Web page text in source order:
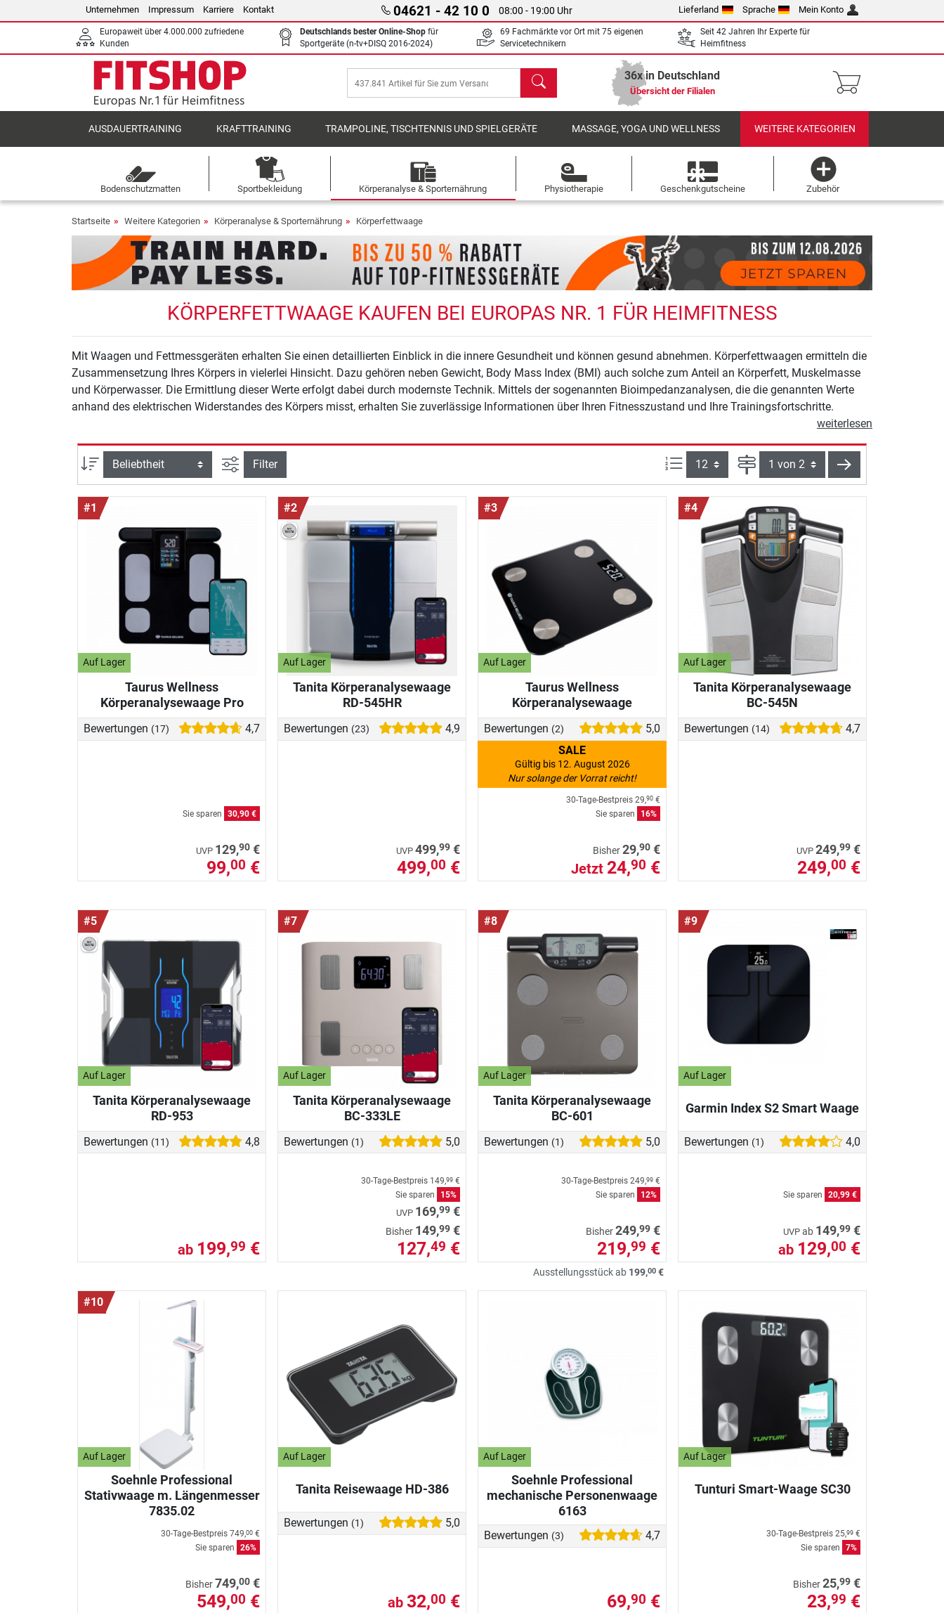
Unternehmen Impressum Karriere Kontakt 04621 - 42 10 0 08:00 - 19:00 Uhr Lieferland Sprache Mein Konto
Europaweit über 4.000.000 zufriedene
Kunden
Deutschlands bester Online-Shop für
Sportgeräte (n-tv+DISQ 2016-2024)
69 Fachmärkte vor Ort mit 75 eigenen
Servicetechnikern
Seit 42 Jahren Ihr Experte für
Heimfitness
Suchen 36x in Deutschland
Übersicht der Filialen
AUSDAUERTRAINING KRAFTTRAINING TRAMPOLINE, TISCHTENNIS UND SPIELGERÄTE MASSAGE, YOGA UND WELLNESS WEITERE KATEGORIEN
Bodenschutzmatten Sportbekleidung Körperanalyse & Sporternährung Physiotherapie Geschenkgutscheine Zubehör
Startseite Weitere Kategorien Körperanalyse & Sporternährung Körperfettwaage
KÖRPERFETTWAAGE KAUFEN BEI EUROPAS NR. 1 FÜR HEIMFITNESS
Mit Waagen und Fettmessgeräten erhalten Sie einen detaillierten Einblick in die innere Gesundheit und können gesund abnehmen. Körperfettwaagen ermitteln die
Zusammensetzung Ihres Körpers in vielerlei Hinsicht. Dazu gehören neben Gewicht, Body Mass Index (BMI) auch solche zum Anteil an Körperfett, Muskelmasse
und Körperwasser. Die Ermittlung dieser Werte erfolgt dabei durch modernste Technik. Mittels der sogenannten Bioimpedanzanalysen, die die genannten Werte
anhand des elektrischen Widerstandes des Körpers misst, erhalten Sie zuverlässige Informationen über Ihren Fitnesszustand und Ihre Trainingsfortschritte.
weiterlesen
Sortierung Ansicht filtern
Filter Artikel pro Seite: Seite weiter
#1
Auf Lager
Taurus Wellness
Körperanalysewaage Pro
Bewertungen (17) 4,7
Sie sparen 30,90 €
UVP 129,90 €
99,00 €
#2
Auf Lager
Tanita Körperanalysewaage
RD-545HR
Bewertungen (23) 4,9
UVP 499,99 €
499,00 €
#3
Auf Lager
Taurus Wellness
Körperanalysewaage
Bewertungen (2)
5,0
SALE
Gültig bis 12. August 2026
Nur solange der Vorrat reicht!
30-Tage-Bestpreis 29,90 €
Sie sparen
16%
Bisher29,90 €
Jetzt 24,90 €
#4
Auf Lager
Tanita Körperanalysewaage
BC-545N
Bewertungen (14) 4,7
UVP 249,99 €
249,00 €
#5
Auf Lager
Tanita Körperanalysewaage
RD-953
Bewertungen (11) 4,8
ab 199,99 €
#7
Auf Lager
Tanita Körperanalysewaage
BC-333LE
Bewertungen (1) 5,0
30-Tage-Bestpreis 149,99 €
Sie sparen
15%
UVP 169,99 €
Bisher 149,99 €
127,49 €
#8
Auf Lager
Tanita Körperanalysewaage
BC-601
Bewertungen (1) 5,0
30-Tage-Bestpreis 249,99 €
Sie sparen
12%
Bisher249,99 €
219,99 €
Ausstellungsstück ab 199,00 €
#9
Auf Lager
Garmin Index S2 Smart Waage
Bewertungen (1) 4,0
Sie sparen 20,99 €
UVP ab 149,99 €
ab 129,00 €
#10
Auf Lager
Soehnle Professional
Stativwaage m. Längenmesser
7835.02
30-Tage-Bestpreis 749,00 €
Sie sparen
26%
Bisher749,00 €
549,00 €
Auf Lager
Tanita Reisewaage HD-386
Bewertungen (1) 5,0
ab 32,00 €
Auf Lager
Soehnle Professional
mechanische Personenwaage
6163
Bewertungen (3) 4,7
69,90 €
Auf Lager
Tunturi Smart-Waage SC30
30-Tage-Bestpreis 25,99 €
Sie sparen
7%
Bisher25,99 €
23,99 €